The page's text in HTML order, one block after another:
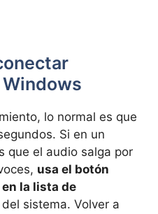
lo normal es que
Si en un
que el audio salga por
usa el botón
la lista de
del sistema. Volver a